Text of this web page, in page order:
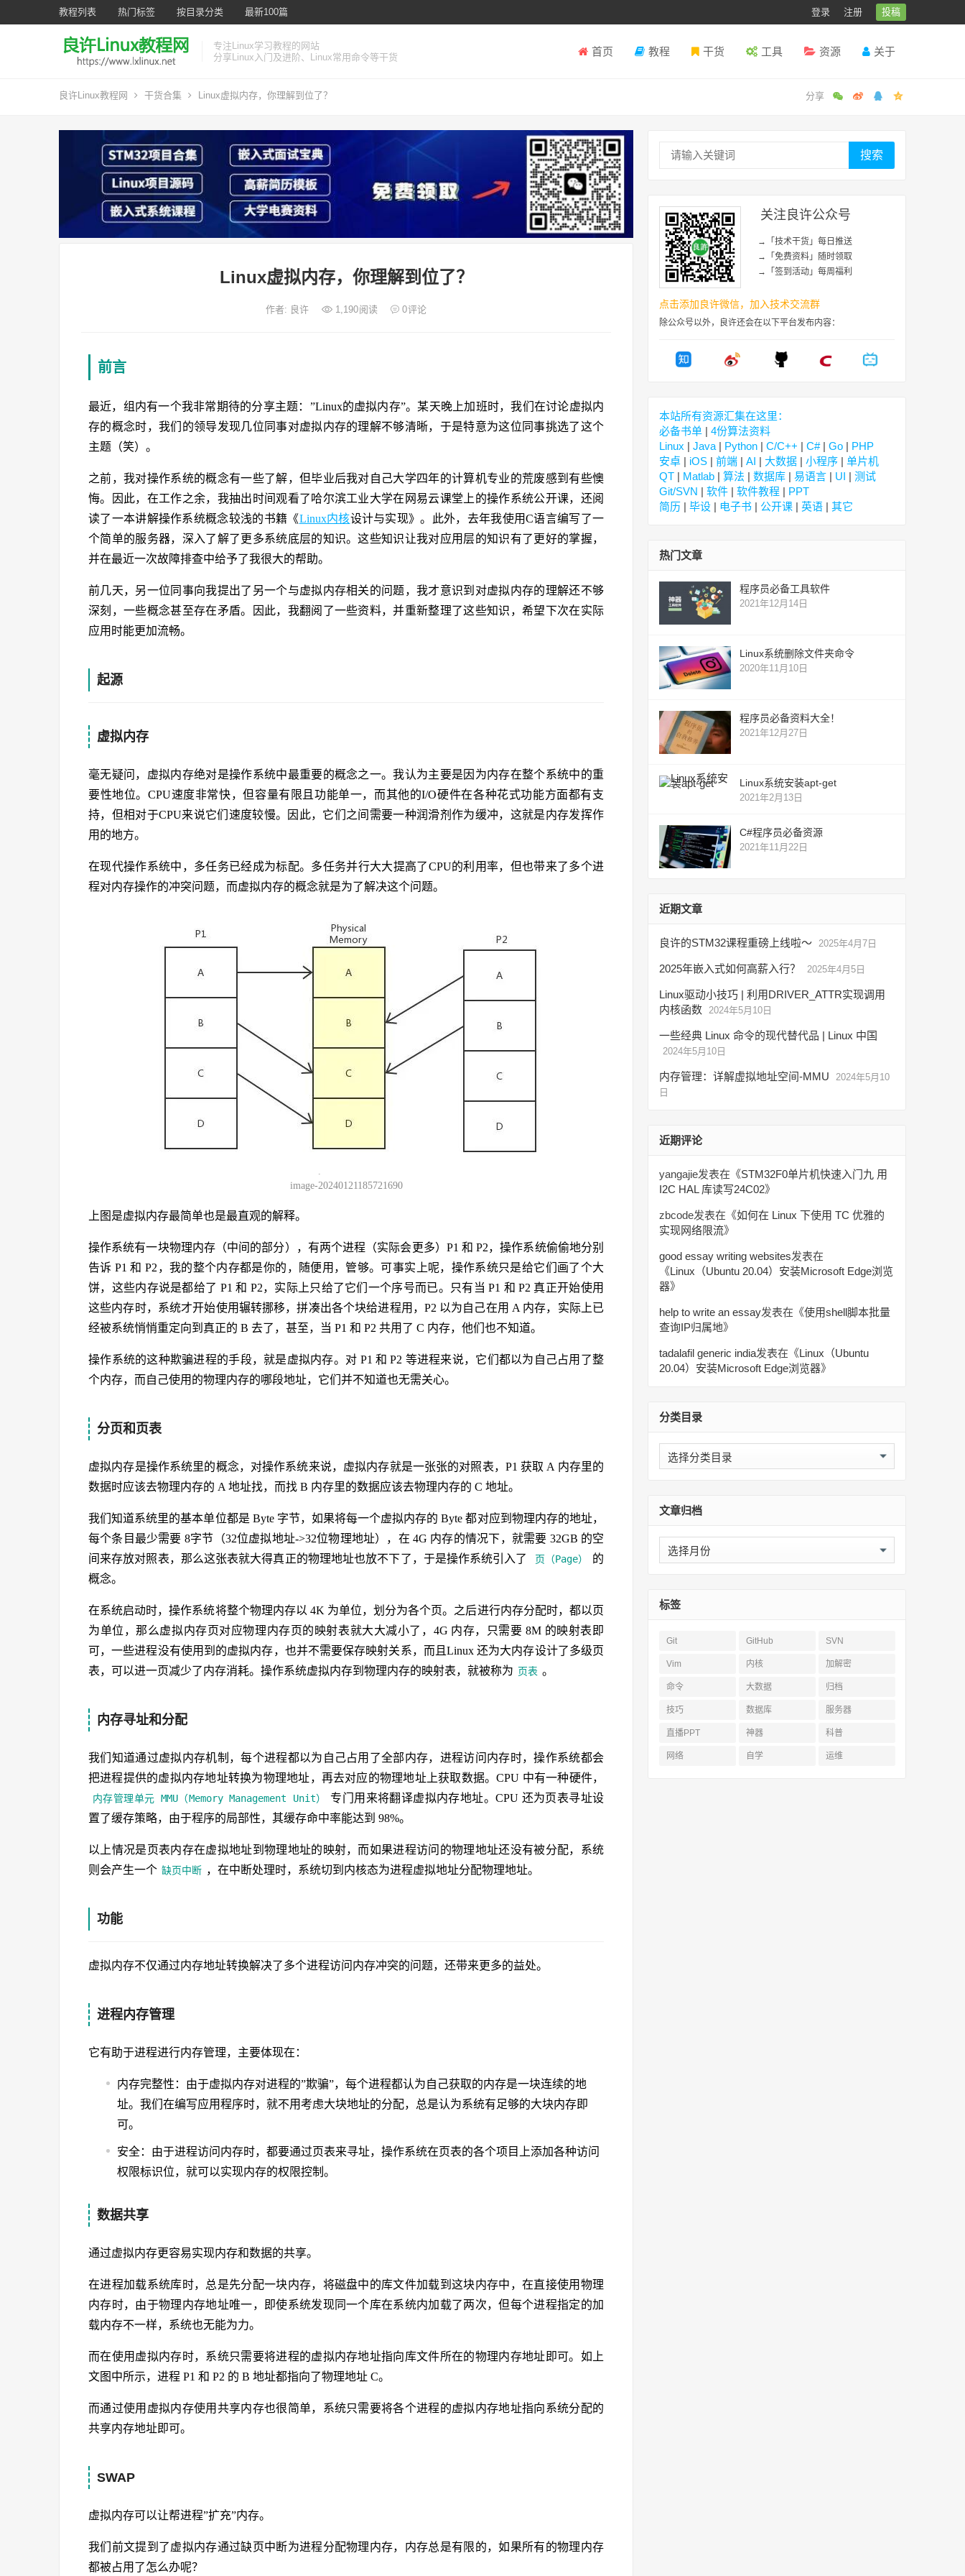
教程列表 热门标签 按目录分类 最新100篇 登录 注册 投稿
专注Linux学习教程的网站
分享Linux入门及进阶、Linux常用命令等干货
首页 教程 干货 工具 资源 关于
良许Linux教程网 干货合集 Linux虚拟内存，你理解到位了？
Linux虚拟内存，你理解到位了？
作者: 良许 1,190阅读 0评论
前言
最近，组内有一个我非常期待的分享主题：”Linux的虚拟内存”。某天晚上加班时，我们在讨论虚拟内
存的概念时，我们的领导发现几位同事对虚拟内存的理解不够清晰，于是特意为这位同事挑选了这个
主题（笑）。
之前，我对操作系统的概念有一些了解，但毕业后我对自己大学四年的计算机专业的荒废感到有些懊
悔。因此，在工作之余，我抽出时间观看了哈尔滨工业大学在网易云课堂上的操作系统公开课，还阅
读了一本讲解操作系统概念较浅的书籍《Linux内核设计与实现》。此外，去年我使用C语言编写了一
个简单的服务器，深入了解了更多系统底层的知识。这些知识让我对应用层的知识有了更好的掌握，
并在最近一次故障排查中给予了我很大的帮助。
前几天，另一位同事向我提出了另一个与虚拟内存相关的问题，我才意识到对虚拟内存的理解还不够
深刻，一些概念甚至存在矛盾。因此，我翻阅了一些资料，并重新整理了这些知识，希望下次在实际
应用时能更加流畅。
起源
虚拟内存
毫无疑问，虚拟内存绝对是操作系统中最重要的概念之一。我认为主要是因为内存在整个系统中的重
要性地位。CPU速度非常快，但容量有限且功能单一，而其他的I/O硬件在各种花式功能方面都有支
持，但相对于CPU来说它们速度较慢。因此，它们之间需要一种润滑剂作为缓冲，这就是内存发挥作
用的地方。
在现代操作系统中，多任务已经成为标配。多任务并行大大提高了CPU的利用率，但也带来了多个进
程对内存操作的冲突问题，而虚拟内存的概念就是为了解决这个问题。
image-20240121185721690
上图是虚拟内存最简单也是最直观的解释。
操作系统有一块物理内存（中间的部分），有两个进程（实际会更多）P1 和 P2，操作系统偷偷地分别
告诉 P1 和 P2，我的整个内存都是你的，随便用，管够。可事实上呢，操作系统只是给它们画了个大
饼，这些内存说是都给了 P1 和 P2，实际上只给了它们一个序号而已。只有当 P1 和 P2 真正开始使用
这些内存时，系统才开始使用辗转挪移，拼凑出各个块给进程用，P2 以为自己在用 A 内存，实际上已
经被系统悄悄重定向到真正的 B 去了，甚至，当 P1 和 P2 共用了 C 内存，他们也不知道。
操作系统的这种欺骗进程的手段，就是虚拟内存。对 P1 和 P2 等进程来说，它们都以为自己占用了整
个内存，而自己使用的物理内存的哪段地址，它们并不知道也无需关心。
分页和页表
虚拟内存是操作系统里的概念，对操作系统来说，虚拟内存就是一张张的对照表，P1 获取 A 内存里的
数据时应该去物理内存的 A 地址找，而找 B 内存里的数据应该去物理内存的 C 地址。
我们知道系统里的基本单位都是 Byte 字节，如果将每一个虚拟内存的 Byte 都对应到物理内存的地址，
每个条目最少需要 8字节（32位虚拟地址->32位物理地址），在 4G 内存的情况下，就需要 32GB 的空
间来存放对照表，那么这张表就大得真正的物理地址也放不下了，于是操作系统引入了
页（Page）
的
概念。
在系统启动时，操作系统将整个物理内存以 4K 为单位，划分为各个页。之后进行内存分配时，都以页
为单位，那么虚拟内存页对应物理内存页的映射表就大大减小了，4G 内存，只需要 8M 的映射表即
可，一些进程没有使用到的虚拟内存，也并不需要保存映射关系，而且Linux 还为大内存设计了多级页
表，可以进一页减少了内存消耗。操作系统虚拟内存到物理内存的映射表，就被称为 页表 。
内存寻址和分配
我们知道通过虚拟内存机制，每个进程都以为自己占用了全部内存，进程访问内存时，操作系统都会
把进程提供的虚拟内存地址转换为物理地址，再去对应的物理地址上获取数据。CPU 中有一种硬件，
内存管理单元 MMU（Memory Management Unit）
专门用来将翻译虚拟内存地址。CPU 还为页表寻址设
置了缓存策略，由于程序的局部性，其缓存命中率能达到 98%。
以上情况是页表内存在虚拟地址到物理地址的映射，而如果进程访问的物理地址还没有被分配，系统
则会产生一个 缺页中断 ，在中断处理时，系统切到内核态为进程虚拟地址分配物理地址。
功能
虚拟内存不仅通过内存地址转换解决了多个进程访问内存冲突的问题，还带来更多的益处。
进程内存管理
它有助于进程进行内存管理，主要体现在：
内存完整性：由于虚拟内存对进程的”欺骗”，每个进程都认为自己获取的内存是一块连续的地
址。我们在编写应用程序时，就不用考虑大块地址的分配，总是认为系统有足够的大块内存即
可。
安全：由于进程访问内存时，都要通过页表来寻址，操作系统在页表的各个项目上添加各种访问
权限标识位，就可以实现内存的权限控制。
数据共享
通过虚拟内存更容易实现内存和数据的共享。
在进程加载系统库时，总是先分配一块内存，将磁盘中的库文件加载到这块内存中，在直接使用物理
内存时，由于物理内存地址唯一，即使系统发现同一个库在系统内加载了两次，但每个进程指定的加
载内存不一样，系统也无能为力。
而在使用虚拟内存时，系统只需要将进程的虚拟内存地址指向库文件所在的物理内存地址即可。如上
文图中所示，进程 P1 和 P2 的 B 地址都指向了物理地址 C。
而通过使用虚拟内存使用共享内存也很简单，系统只需要将各个进程的虚拟内存地址指向系统分配的
共享内存地址即可。
SWAP
虚拟内存可以让帮进程”扩充”内存。
我们前文提到了虚拟内存通过缺页中断为进程分配物理内存，内存总是有限的，如果所有的物理内存
都被占用了怎么办呢？
搜索
关注良许公众号
→「技术干货」每日推送
→「免费资料」随时领取
→「签到活动」每周福利
点击添加良许微信，加入技术交流群
除公众号以外，良许还会在以下平台发布内容：
本站所有资源汇集在这里：
必备书单 | 4份算法资料
Linux | Java | Python | C/C++ | C#| Go | PHP
安卓 | iOS | 前端 | AI | 大数据 | 小程序 | 单片机
QT | Matlab | 算法 | 数据库 | 易语言 | UI | 测试
Git/SVN | 软件 | 软件教程 | PPT
简历 | 毕设 | 电子书 | 公开课 | 英语 | 其它
热门文章
程序员必备工具软件
2021年12月14日
Linux系统删除文件夹命令
2020年11月10日
程序员必备资料大全！
2021年12月27日
Linux系统安装apt-get
2021年2月13日
C#程序员必备资源
2021年11月22日
近期文章
良许的STM32课程重磅上线啦～ 2025年4月7日
2025年嵌入式如何高薪入行？ 2025年4月5日
Linux驱动小技巧 | 利用DRIVER_ATTR实现调用
内核函数 2024年5月10日
一些经典 Linux 命令的现代替代品 | Linux 中国
2024年5月10日
内存管理：详解虚拟地址空间-MMU
2024年5月10
日
近期评论
yangajie发表在《STM32F0单片机快速入门九 用
I2C HAL 库读写24C02》
zbcode发表在《如何在 Linux 下使用 TC 优雅的
实现网络限流》
good essay writing websites发表在
《Linux（Ubuntu 20.04）安装Microsoft Edge浏览
器》
help to write an essay发表在《使用shell脚本批量
查询IP归属地》
tadalafil generic india发表在《Linux（Ubuntu
20.04）安装Microsoft Edge浏览器》
分类目录
分
类
文章归档
文
章
标签
Git GitHub SVN
Vim 内核 加解密
命令 大数据 归档
技巧 数据库 服务器
直播PPT 神器 科普
网络 自学 运维